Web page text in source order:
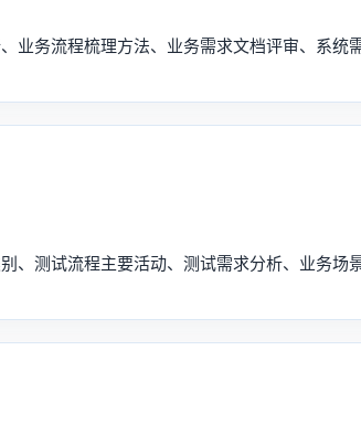
务流程梳理方法、业务需求文档评审、系统
测试流程主要活动、测试需求分析、业务场